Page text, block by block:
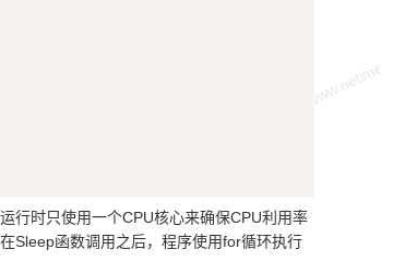
行时只使用一个CPU核心来确保CPU利用率
Sleep函数调用之后，程序使用for循环执行